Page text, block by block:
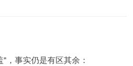
，事实仍是有区其余：